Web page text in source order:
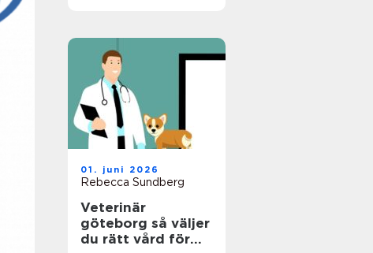
01. juni 2026
Rebecca Sundberg
Veterinär
göteborg så väljer
du rätt vård för